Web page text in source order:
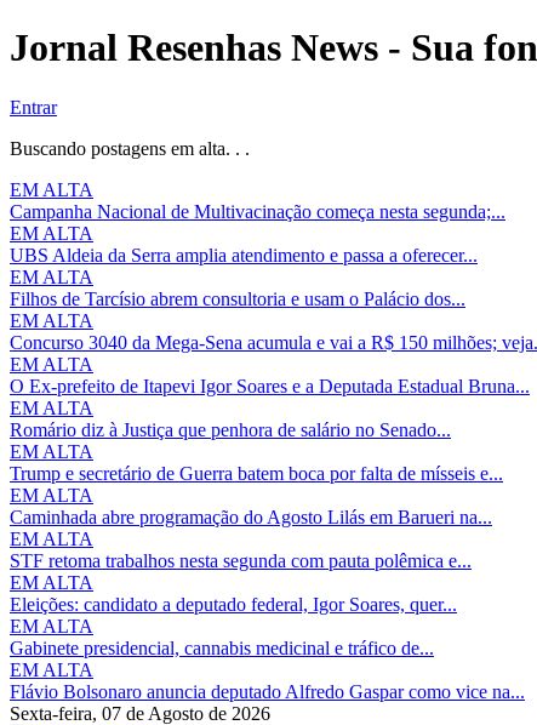
Jornal Resenhas News - Sua
Entrar
Buscando postagens em alta. . .
EM ALTA
Campanha Nacional de Multivacinação começa nesta segunda;...
EM ALTA
UBS Aldeia da Serra amplia atendimento e passa a oferecer...
EM ALTA
Filhos de Tarcísio abrem consultoria e usam o Palácio dos...
EM ALTA
Concurso 3040 da Mega-Sena acumula e vai a R$ 150 milhões;
EM ALTA
O Ex-prefeito de Itapevi Igor Soares e a Deputada Estadual Bruna...
EM ALTA
Romário diz à Justiça que penhora de salário no Senado...
EM ALTA
Trump e secretário de Guerra batem boca por falta de mísseis e...
EM ALTA
Caminhada abre programação do Agosto Lilás em Barueri na...
EM ALTA
STF retoma trabalhos nesta segunda com pauta polêmica e...
EM ALTA
Eleições: candidato a deputado federal, Igor Soares, quer...
EM ALTA
Gabinete presidencial, cannabis medicinal e tráfico de...
EM ALTA
Flávio Bolsonaro anuncia deputado Alfredo Gaspar como vice na...
Sexta-feira, 07 de Agosto de 2026